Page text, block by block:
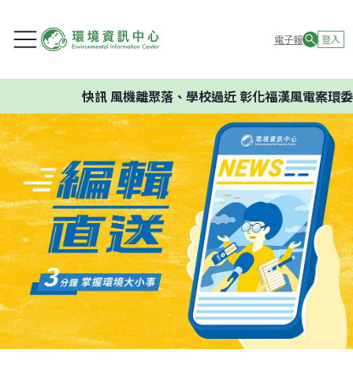
電子報 登入
快訊風機離聚落、學校過近 彰化福漢風電案環委建